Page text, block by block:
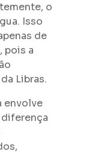
o
Isso
de
pois a
Libras.
envolve